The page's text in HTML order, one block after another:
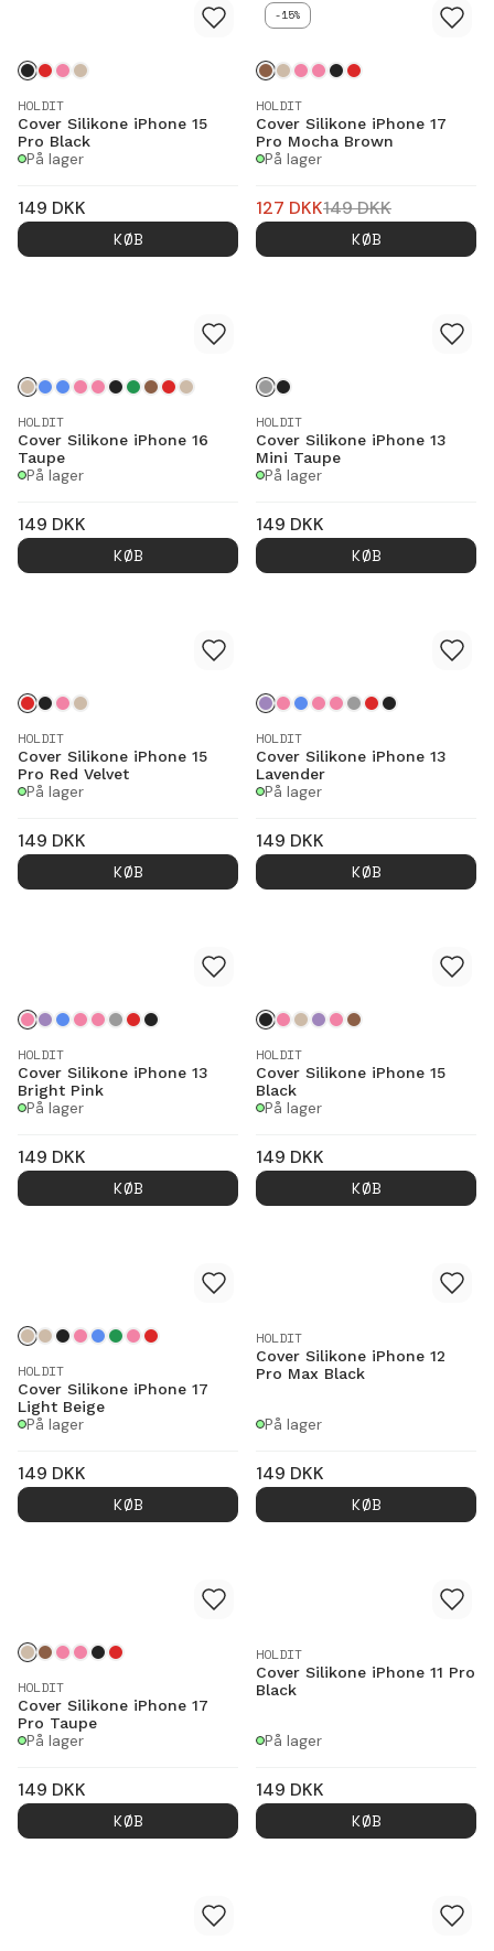
HOLDIT
Cover Silikone iPhone 15
Pro Black
På lager
149 DKK
KØB
-15%
HOLDIT
Cover Silikone iPhone 17
Pro Mocha Brown
På lager
127 DKK149DKK
KØB
HOLDIT
Cover Silikone iPhone 16
Taupe
På lager
149 DKK
KØB
HOLDIT
Cover Silikone iPhone 13
Mini Taupe
På lager
149 DKK
KØB
HOLDIT
Cover Silikone iPhone 15
Pro Red Velvet
På lager
149 DKK
KØB
HOLDIT
Cover Silikone iPhone 13
Lavender
På lager
149 DKK
KØB
HOLDIT
Cover Silikone iPhone 13
Bright Pink
På lager
149 DKK
KØB
HOLDIT
Cover Silikone iPhone 15
Black
På lager
149 DKK
KØB
HOLDIT
Cover Silikone iPhone 17
Light Beige
På lager
149 DKK
KØB
HOLDIT
Cover Silikone iPhone 12
Pro Max Black
På lager
149 DKK
KØB
HOLDIT
Cover Silikone iPhone 17
Pro Taupe
På lager
149 DKK
KØB
HOLDIT
Cover Silikone iPhone 11 Pro
Black
På lager
149 DKK
KØB